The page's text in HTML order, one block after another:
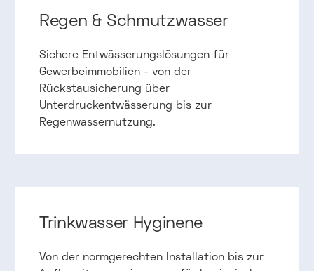
Regen & Schmutzwasser
Sichere Entwässerungslösungen für
Gewerbeimmobilien - von der
Rückstausicherung über
Unterdruckentwässerung bis zur
Regenwassernutzung.
Trinkwasser Hyginene
Von der normgerechten Installation bis zur